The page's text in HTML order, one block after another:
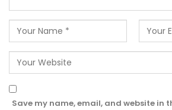
Save my name, email, and website in